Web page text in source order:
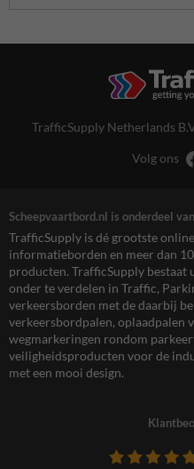
TrafficSupply Netherlands
Volg ons
Scheepvaartbord.nl is onderdeel
TrafficSupply is dé grootste
informatieborden en meer dan
producten. TrafficSupply bestaat
onder te verdelen in Traffic,
verkeersborden met de daarbij
verkeersbordpalen, oplaadpalen
wegmarkeringen rondom
veiligheidsproducten voor de
met een mooi design.